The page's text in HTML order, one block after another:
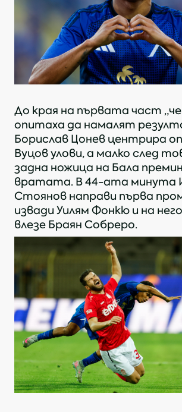
KОПИРАЙ
До края на първата част
опитаха да намалят
Борислав Цонев центрира
Вуцов улови, а малко след
задна ножица на Бала
вратата. В 44-ата минута
Стоянов направи първа
извади Уилям Фонкю и на
влезе Браян Собреро.